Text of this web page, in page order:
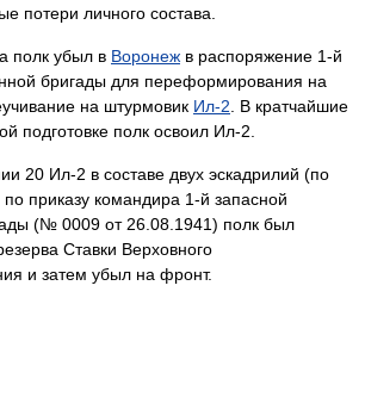
потери личного состава.
полк убыл в Воронеж в распоряжение 1-й
бригады для переформирования на
на штурмовик Ил-2 . В кратчайшие
подготовке полк освоил Ил-2.
20 Ил-2 в составе двух эскадрилий (по
приказу командира 1-й запасной
(№ 0009 от 26.08.1941) полк был
Ставки Верховного
и затем убыл на фронт.